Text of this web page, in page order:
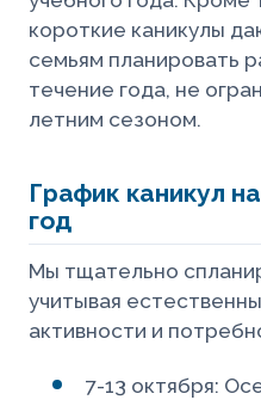
короткие каникулы
семьям планировать
течение года, не
летним сезоном.
График каникул
год
Мы тщательно
учитывая
активности и
7-13 октября: